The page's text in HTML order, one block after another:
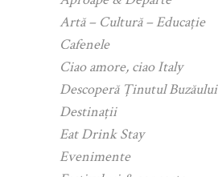
Artă – Cultură – Educație
Cafenele
Ciao amore, ciao Italy
Descoperă Ținutul Buzăului
Destinații
Eat Drink Stay
Evenimente